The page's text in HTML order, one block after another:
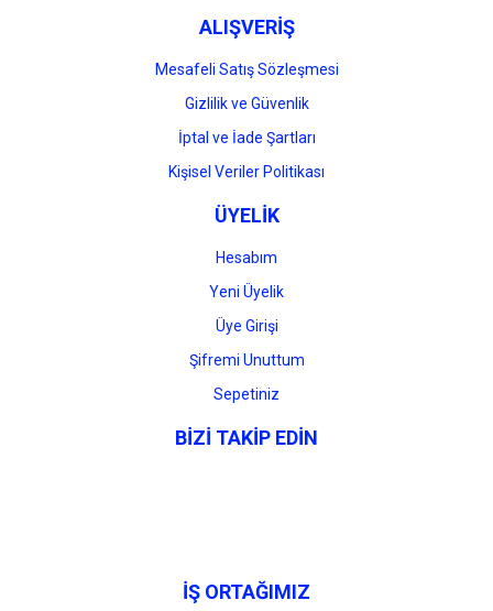
ALIŞVERİŞ
Mesafeli Satış Sözleşmesi
Gizlilik ve Güvenlik
İptal ve İade Şartları
Kişisel Veriler Politikası
ÜYELİK
Hesabım
Yeni Üyelik
Üye Girişi
Şifremi Unuttum
Sepetiniz
BİZİ TAKİP EDİN
İŞ ORTAĞIMIZ